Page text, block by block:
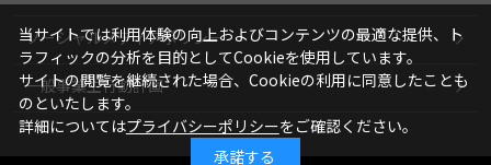
ソーシャルメディアポリシー
一般事業主行動計画
当サイトでは利用体験の向上およびコンテンツの最適な提供、ト
ラフィックの分析を目的としてCookieを使用しています。
サイトの閲覧を継続された場合、Cookieの利用に同意したことも
のといたします。
詳細についてはプライバシーポリシーをご確認ください。
承諾する